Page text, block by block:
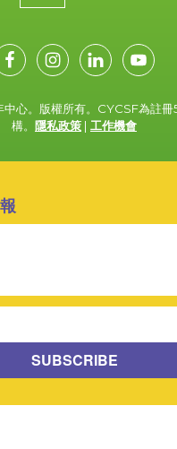
心。版權所有。CYCSF為註冊
構。 隱私政策 | 工作機會
SUBSCRIBE